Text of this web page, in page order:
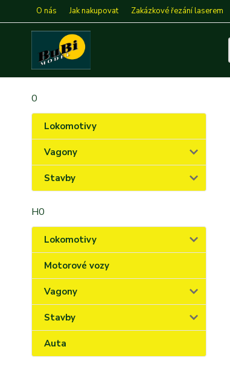
O nás Jak nakupovat Zakázkové řezání laserem
0
Lokomotivy
Vagony
Stavby
H0
Lokomotivy
Motorové vozy
Vagony
Stavby
Auta